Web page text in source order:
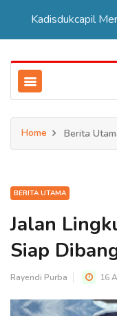
Home Berita
BERITA UTAMA
Jalan
Siap
Rayendi Purba 16